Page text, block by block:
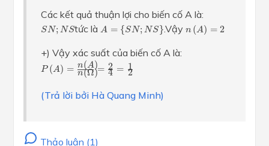
Các kết quả thuận lợi cho biến cố A là:
SN; N S
SN;NS tức làA = { SN ; N S}
A SN;NS } .Vậy n (A) = 2
n (A)=
+) Vậy xác suất của biến cố A là:
P (A) = n(A)
n(Ω)= 2
4 = 1
2
P( =n A)n(Ω =2 1
(Trả lời bởi Hà Quang Minh)
Thảo luận (1)